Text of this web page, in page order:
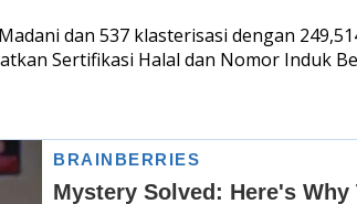
dan 537 klasterisasi dengan
Sertifikasi Halal dan Nomor Induk